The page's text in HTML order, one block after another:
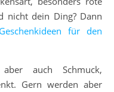
nicht dein Ding? Dann
Geschenkideen für den
auch Schmuck,
Gern werden aber